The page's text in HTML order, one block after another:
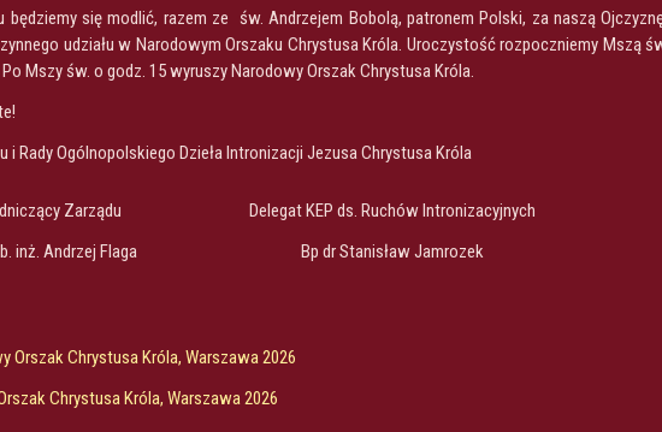
będziemy się modlić, razem ze św. Andrzejem Bobolą, patronem Polski, za naszą
udziału w Narodowym Orszaku Chrystusa Króla. Uroczystość rozpoczniemy Mszą
Mszy św. o godz. 15 wyruszy Narodowy Orszak Chrystusa Króla.
i Rady Ogólnopolskiego Dzieła Intronizacji Jezusa Chrystusa Króla
Zarządu
inż. Andrzej Flaga
Delegat KEP ds. Ruchów Intronizacyjnych
Bp dr Stanisław Jamrozek
Orszak Chrystusa Króla, Warszawa 2026
Chrystusa Króla, Warszawa 2026